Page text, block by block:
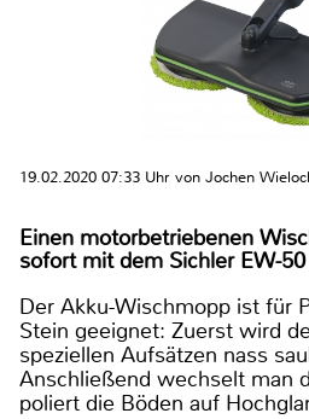
19.02.2020 07:33 Uhr von Jochen
Einen motorbetriebenen
sofort mit dem Sichler EW-
Der Akku-Wischmopp ist für
Stein geeignet: Zuerst wird
speziellen Aufsätzen nass
Anschließend wechselt man
poliert die Böden auf